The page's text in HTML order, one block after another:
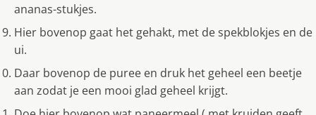
ananas-stukjes.
Hier bovenop gaat het gehakt, met de spekblokjes en de
ui.
Daar bovenop de puree en druk het geheel een beetje
aan zodat je een mooi glad geheel krijgt.